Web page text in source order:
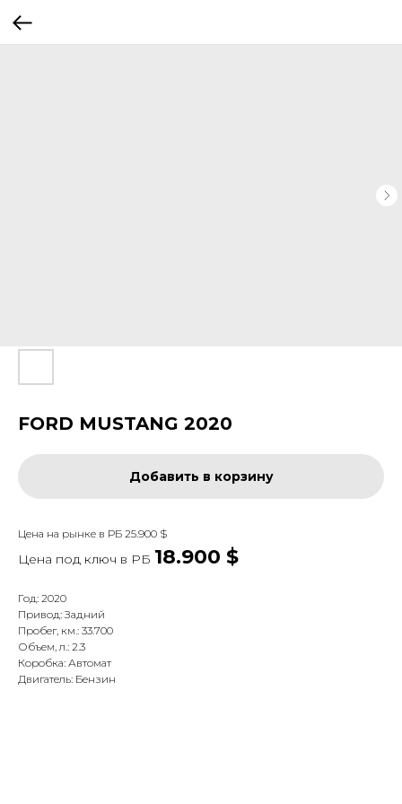
FORD MUSTANG 2020
Добавить в корзину
Цена на рынке в РБ 25.900 $
Цена под ключ в РБ 18.900 $
Год: 2020
Привод: Задний
Пробег, км.: 33.700
Объем, л.: 2.3
Коробка: Автомат
Двигатель: Бензин